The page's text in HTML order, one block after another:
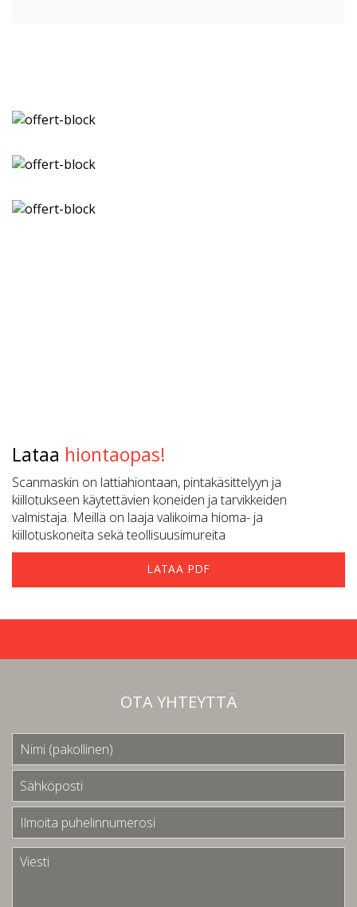
Lataa hiontaopas!
Scanmaskin on lattiahiontaan, pintakäsittelyyn ja
kiillotukseen käytettävien koneiden ja tarvikkeiden
valmistaja. Meillä on laaja valikoima hioma- ja
kiillotuskoneita sekä teollisuusimureita
LATAA PDF
OTA YHTEYTTÄ